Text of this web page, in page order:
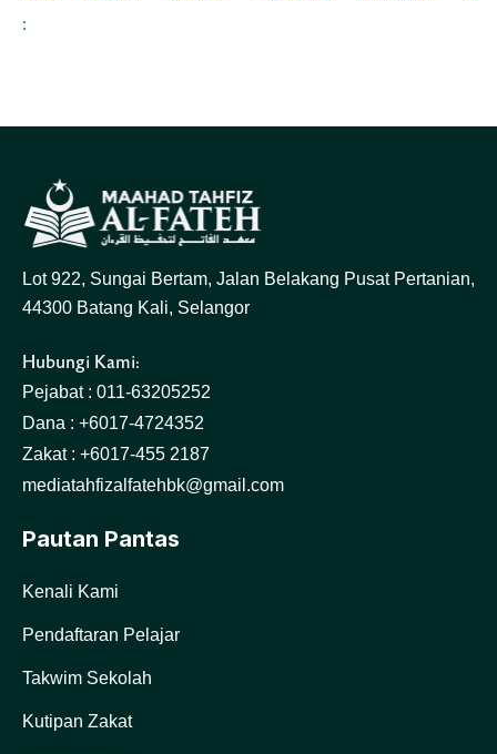
:
Lot 922, Sungai Bertam, Jalan Belakang Pusat Pertanian,
44300 Batang Kali, Selangor
Hubungi Kami:
Pejabat : 011-63205252
Dana : +6017-4724352
Zakat : +6017-455 2187
mediatahfizalfatehbk@gmail.com
Pautan Pantas
Kenali Kami
Pendaftaran Pelajar
Takwim Sekolah
Kutipan Zakat